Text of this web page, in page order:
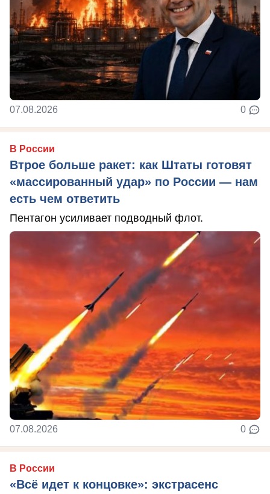
07.08.2026 0
В России
Втрое больше ракет: как Штаты готовят
«массированный удар» по России — нам
есть чем ответить
Пентагон усиливает подводный флот.
07.08.2026 0
В России
«Всё идет к концовке»: экстрасенс